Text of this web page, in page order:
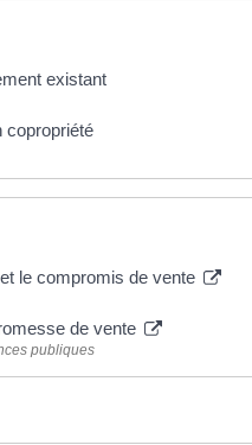
existant
copropriété
le compromis de vente
de vente
publiques